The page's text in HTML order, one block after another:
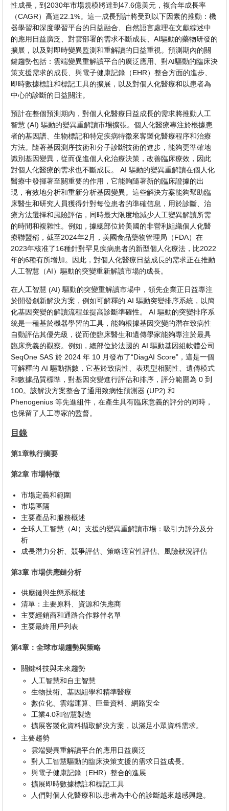
性成長，到2030年市場規模將達到47.6億美元，複合年成長率
（CAGR）高達22.1%。這一成長預計將受到以下因素的推動：機
器學習和深度學習平台的日益融合、自然語言處理在文獻綜述中
的應用日益廣泛、對雲部署的需求不斷成長、AI驅動的藥物研發的
擴展，以及對即時變異監測和重解讀的日益重視。預測期內的關
鍵趨勢包括：雲端變異重解讀平台的廣泛應用、對AI驅動的臨床決
策支援需求的成長、與電子健康記錄（EHR）整合方面的進步、
即時數據標註和標記工具的擴展，以及對個人化醫療和以患者為
中心的診斷的日益關注。
預計在整個預測期內，對個人化醫療日益成長的需求將推動人工
智慧 (AI) 驅動的變異重解讀市場擴張。個人化醫療專注於根據患
者的基因譜、生物標記和特定疾病特徵來客製化醫療程序和治療
方法。隨著基因測序技術和分子診斷技術的進步，能夠更準確地
識別基因變異，從而促進個人化治療決策，改善臨床療效，因此
對個人化醫療的需求也不斷成長。 AI 驅動的變異重解讀在個人化
醫療中發揮著至關重要的作用，它能夠隨著新的臨床證據的出
現，有效地分析和重新分析基因變異。這些解決方案能夠幫助臨
床醫生和研究人員獲得針對每位患者的準確信息，用於診斷、治
療方法選擇和風險評估，同時最大限度地減少人工變異解讀所需
的時間和複雜性。例如，據總部位於美國的非營利組織個人化醫
療聯盟稱，截至2024年2月，美國食品藥物管理局（FDA）在
2023年核准了16種針對罕見疾病患者的新型個人化療法，比2022
年的6種有所增加。因此，對個人化醫療日益成長的需求正在推動
人工智慧（AI）驅動的突變重新解讀市場的成長。
在人工智慧 (AI) 驅動的突變重解讀市場中，領先企業正日益專注
於開發創新解決方案，例如可解釋的 AI 驅動突變排序系統，以簡
化基因突變的解讀流程並提高診斷準確性。 AI 驅動的突變排序系
統是一種基於機器學習的工具，能夠根據基因突變的潛在致病性
自動評估其優先級，從而使臨床醫生和遺傳學家能夠專注於最具
臨床意義的觀察。例如，總部位於法國的 AI 驅動基因組軟體公司
SeqOne SAS 於 2024 年 10 月發布了“DiagAI Score”，這是一個
可解釋的 AI 驅動指數，它基於致病性、表現型相關性、遺傳模式
和數據品質標準，對基因突變進行評估和排序，評分範圍為 0 到
100。該解決方案整合了通用致病性預測器 (UP2) 和
Phenogenius 等先進組件，在產生具有臨床意義的評分的同時，
也保留了人工專家的監督。
目錄
第1章執行摘要
第2章 市場特徵
市場定義和範圍
市場區隔
主要產品和服務概述
全球人工智慧（AI）支援的變異重解讀市場：吸引力評分及分
析
成長潛力分析、競爭評估、策略適宜性評估、風險狀況評估
第3章 市場供應鏈分析
供應鏈與生態系概述
清單：主要原料、資源和供應商
主要經銷商和通路合作夥伴名單
主要最終用戶列表
第4章：全球市場趨勢與策略
關鍵科技與未來趨勢
人工智慧和自主智慧
生物技術、基因組學和精準醫療
數位化、雲端運算、巨量資料、網路安全
工業4.0和智慧製造
擴展客製化資料擷取解決方案，以滿足小眾資料需求。
主要趨勢
雲端變異重解讀平台的應用日益廣泛
對人工智慧驅動的臨床決策支援的需求日益成長。
與電子健康記錄（EHR）整合的進展
擴展即時數據標註和標記工具
人們對個人化醫療和以患者為中心的診斷越來越感興趣。